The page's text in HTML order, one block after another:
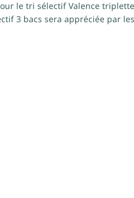
le tri sélectif Valence
3 bacs sera appréciée par